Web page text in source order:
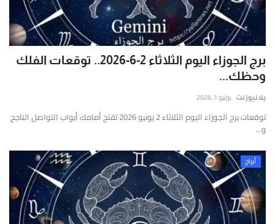
الحية.
برج الجوزاء اليوم الثلاثاء 2-6-2026.. توقعات الفلك
وحظك...
يلا نيوز نت يونيو 1, 2026
توقعات برج الجوزاء اليوم الثلاثاء 2 يونيو 2026 تفتح أمامك أبواب التواصل الناجح
و...
أبراج